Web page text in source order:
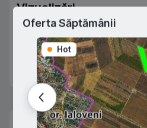
Vizualizări
Anunțul dat a fost vizualizat de
săptămână.
Abonează-te
Oferta Săptămânii
Hot